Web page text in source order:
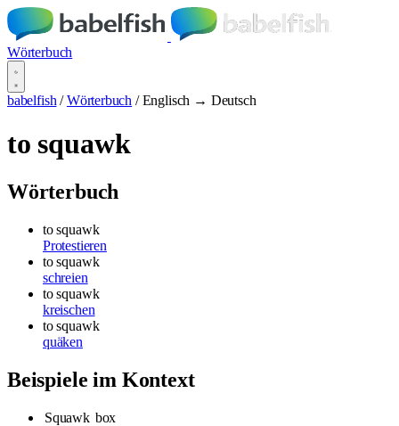
Wörterbuch
babelfish / Wörterbuch / Englisch → Deutsch
to squawk
Wörterbuch
to squawk
Protestieren
to squawk
schreien
to squawk
kreischen
to squawk
quäken
Beispiele im Kontext
Squawk box